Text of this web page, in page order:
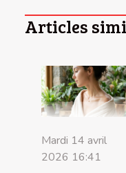
Articles
Mardi 14 avril
2026 16:41